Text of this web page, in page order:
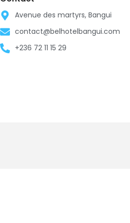
Avenue des martyrs, Bangui
contact@belhotelbangui.com
+236 72 11 15 29